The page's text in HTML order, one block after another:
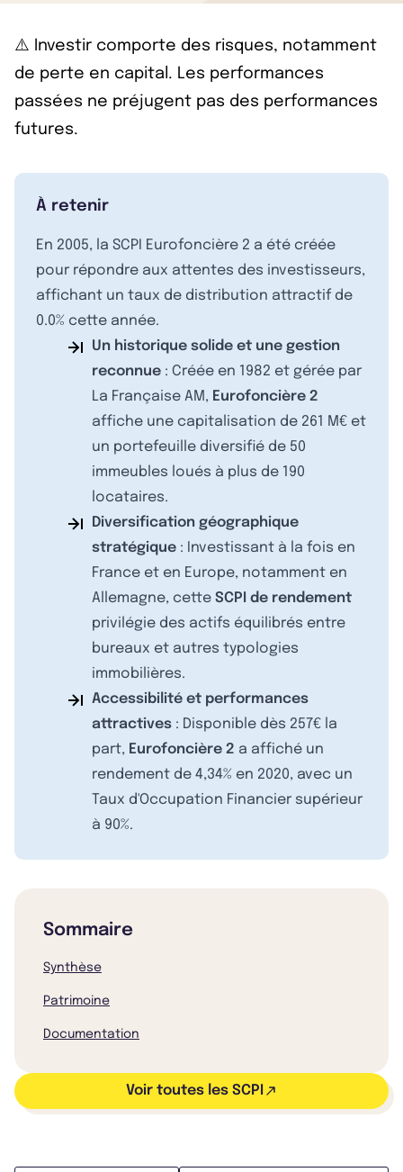
⚠️ Investir comporte des risques, notamment
de perte en capital. Les performances
passées ne préjugent pas des performances
futures.
À retenir
En 2005, la SCPI Eurofoncière 2 a été créée
pour répondre aux attentes des investisseurs,
affichant un taux de distribution attractif de
0.0% cette année.
Un historique solide et une gestion
reconnue : Créée en 1982 et gérée par
La Française AM, Eurofoncière 2
affiche une capitalisation de 261 M€ et
un portefeuille diversifié de 50
immeubles loués à plus de 190
locataires.
Diversification géographique
stratégique : Investissant à la fois en
France et en Europe, notamment en
Allemagne, cette SCPI de rendement
privilégie des actifs équilibrés entre
bureaux et autres typologies
immobilières.
Accessibilité et performances
attractives : Disponible dès 257€ la
part, Eurofoncière 2 a affiché un
rendement de 4,34% en 2020, avec un
Taux d'Occupation Financier supérieur
à 90%.
Sommaire
Synthèse
Patrimoine
Documentation
Voir toutes les SCPI